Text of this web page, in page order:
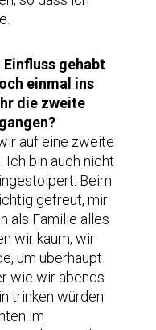
gehabt
einmal ins
die zweite
auf eine zweite
Ich bin auch nicht
Beim
gefreut, mir
als Familie alles
wir kaum, wir
um überhaupt
wie wir abends
trinken würden
im